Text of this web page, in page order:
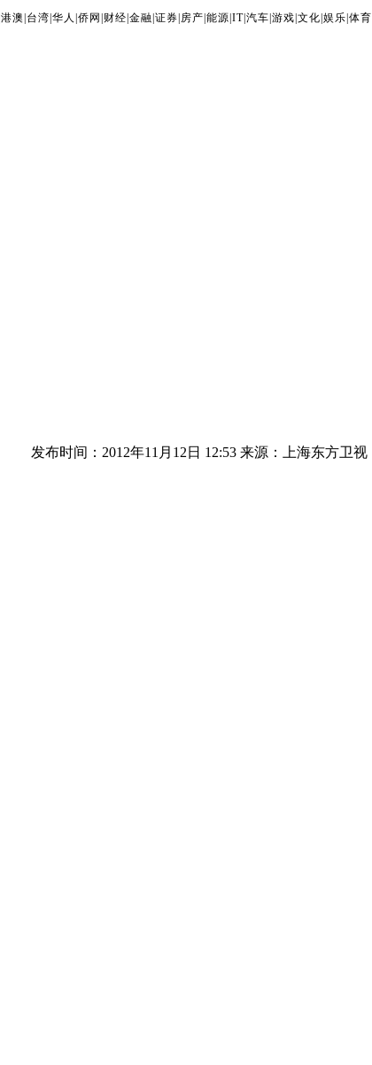
港澳 台湾 华人 侨网 财经 金融 证券 房产 能源 IT| 汽车 游戏 文化 娱乐 体育
发布时间：2012年11月12日 12:53 来源：上海东方卫视